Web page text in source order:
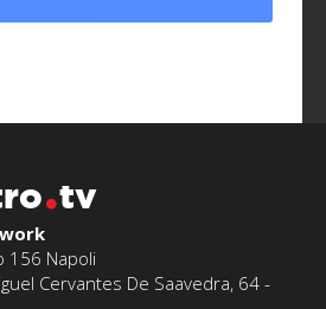
tv
156 Napoli
Cervantes De Saavedra, 64 -